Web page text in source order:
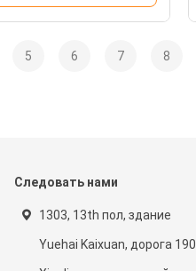
5 6 7 8
Следовать нами
1303, 13th пол, здание
Yuehai Kaixuan, дорога 190